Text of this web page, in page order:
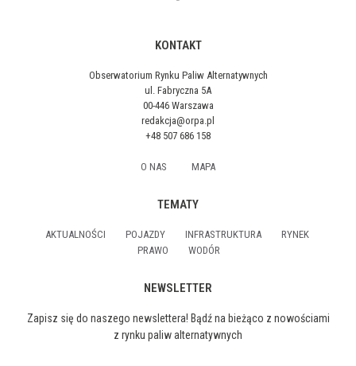
KONTAKT
Obserwatorium Rynku Paliw Alternatywnych
ul. Fabryczna 5A
00-446 Warszawa
redakcja@orpa.pl
+48 507 686 158
O NAS MAPA
TEMATY
AKTUALNOŚCI POJAZDY INFRASTRUKTURA
RYNEK
PRAWO
WODÓR
NEWSLETTER
Zapisz się do naszego newslettera! Bądź na bieżąco z nowościami
z rynku paliw alternatywnych